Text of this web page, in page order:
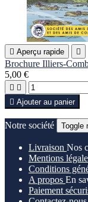
 Aperçu rapide 
Brochure Illiers-
5,00 €
 
 Ajouter au panier
Notre société Toggle
Livraison Nos
Mentions
Conditions
A propos En
Paiement